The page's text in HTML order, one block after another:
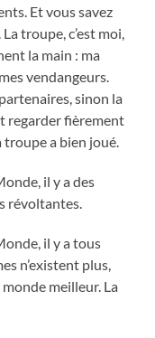
Et vous savez
troupe, c’est moi,
la main : ma
vendangeurs.
sinon la
regarder fièrement
troupe a bien joué.
il y a des
révoltantes.
il y a tous
n’existent plus,
meilleur. La